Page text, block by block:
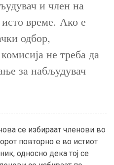
и член на
време. Ако е
одбор,
не треба да
за набљудувач
се избираат членови во
повторно е во истиот
односно дека тој се